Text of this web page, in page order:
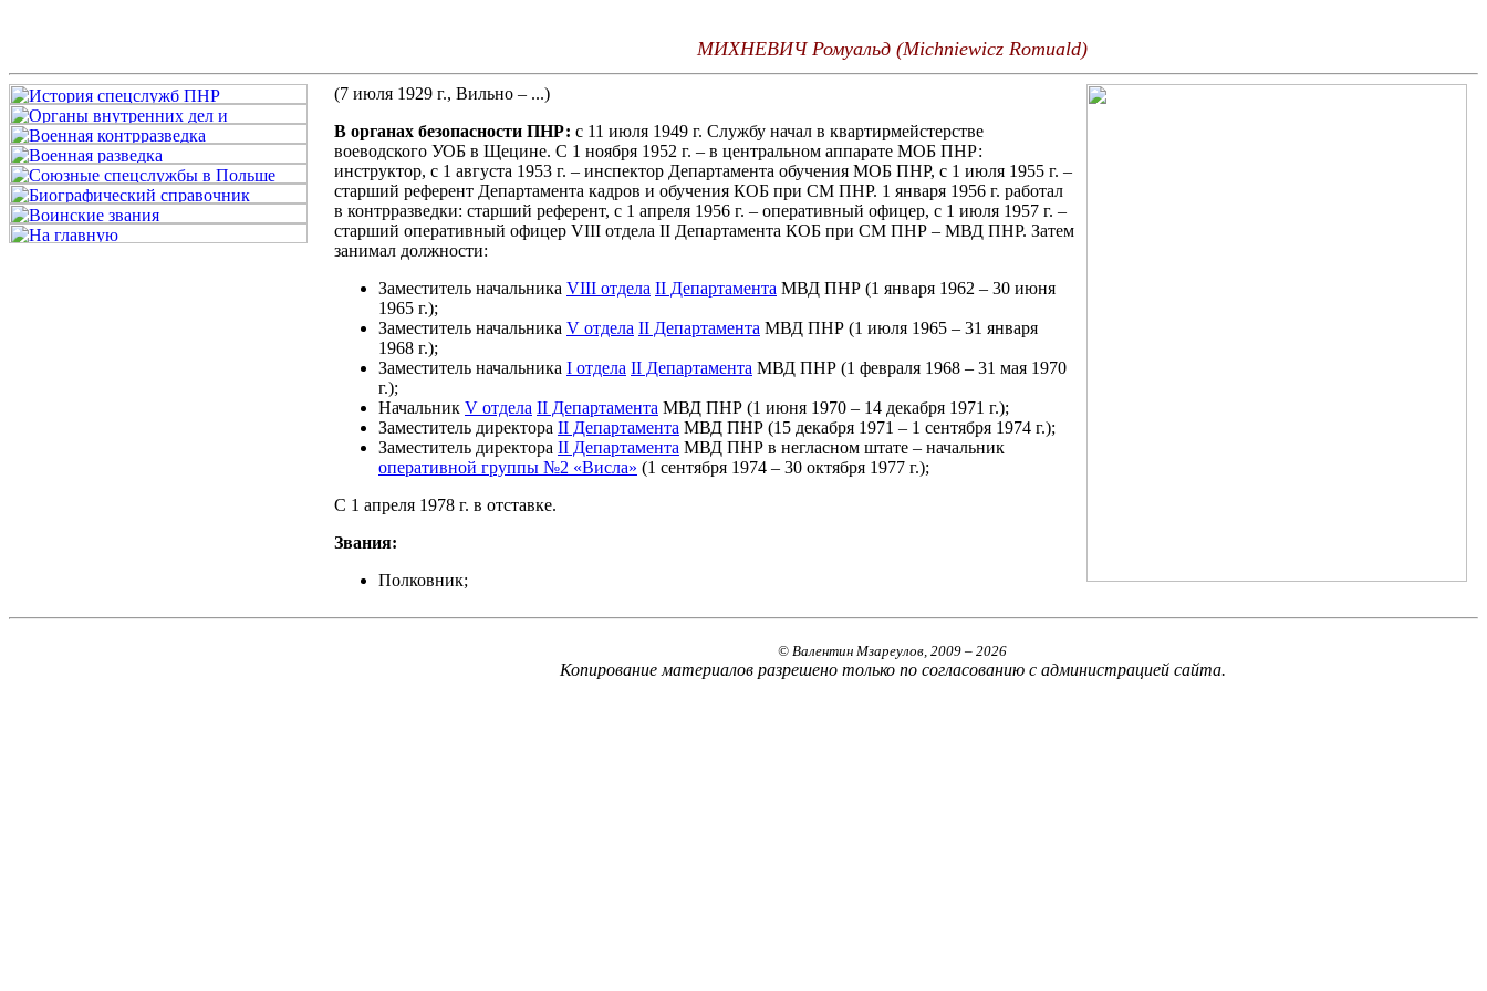
МИХНЕВИЧ Ромуальд (Michniewicz Romuald)
(7 июля 1929 г., Вильно – ...)
В органах безопасности ПНР: с 11 июля 1949 г. Службу начал в квартирмейстерстве
воеводского УОБ в Щецине. С 1 ноября 1952 г. – в центральном аппарате МОБ ПНР:
инструктор, с 1 августа 1953 г. – инспектор Департамента обучения МОБ ПНР, с 1 июля 1955 г. –
старший референт Департамента кадров и обучения КОБ при СМ ПНР. 1 января 1956 г. работал
в контрразведки: старший референт, с 1 апреля 1956 г. – оперативный офицер, с 1 июля 1957 г. –
старший оперативный офицер VIII отдела II Департамента КОБ при СМ ПНР – МВД ПНР. Затем
занимал должности:
Заместитель начальника VIII отдела II Департамента МВД ПНР (1 января 1962 – 30 июня
1965 г.);
Заместитель начальника V отдела II Департамента МВД ПНР (1 июля 1965 – 31 января
1968 г.);
Заместитель начальника I отдела II Департамента МВД ПНР (1 февраля 1968 – 31 мая 1970
г.);
Начальник V отдела II Департамента МВД ПНР (1 июня 1970 – 14 декабря 1971 г.);
Заместитель директора II Департамента МВД ПНР (15 декабря 1971 – 1 сентября 1974 г.);
Заместитель директора II Департамента МВД ПНР в негласном штате – начальник
оперативной группы №2 «Висла» (1 сентября 1974 – 30 октября 1977 г.);
С 1 апреля 1978 г. в отставке.
Звания:
Полковник;
© Валентин Мзареулов, 2009 – 2026
Копирование материалов разрешено только по согласованию с администрацией сайта.